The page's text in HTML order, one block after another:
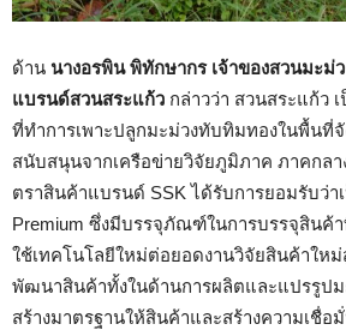
ด้าน นางอรพิน พิทักษากร เจ้าของสวนมะม่
แบรนด์สวนสระแก้ว กล่าวว่า สวนสระแก้ว
ที่ทำการเพาะปลูกมะม่วงทับทิมทองในพื้นที่
สนับสนุนจากเครือข่ายวิจัยภูมิภาค ภาคกลา
ตราสินค้าแบรนด์ SSK ได้รับการยอมรับว่า
Premium ซึ่งมีบรรจุภัณฑ์ในการบรรจุสินค้
ใช้เทคโนโลยีใหม่ต่อยอดงานวิจัยสินค้าให
พัฒนาสินค้าทั้งในด้านการผลิตและแปรรูป
สร้างมาตรฐานให้สินค้าและสร้างความเชื่อ